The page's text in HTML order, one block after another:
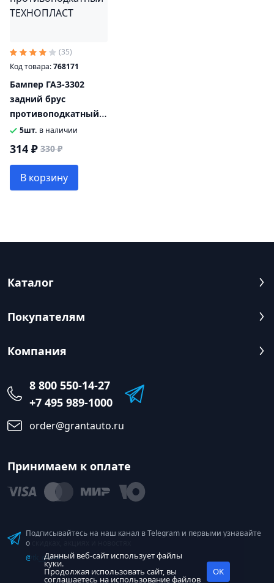
(35)
Код товара:768171
Бампер ГАЗ-3302
задний брус
противоподкатный
ТЕХНОПЛАСТ
5шт. в наличии
314 ₽ 330 ₽
В корзину
Каталог
Покупателям
Компания
8 800 550-14-27
+7 495 989-1000
order@grantauto.ru
Принимаем к оплате
Подписывайтесь на наш канал в Telegram и первыми узнавайте
о скидках, акциях и новостях
@tk_grantДанный веб-сайт использует файлы
куки.
Продолжая использовать сайт, вы
соглашаетесь на использованиефайлов
OK